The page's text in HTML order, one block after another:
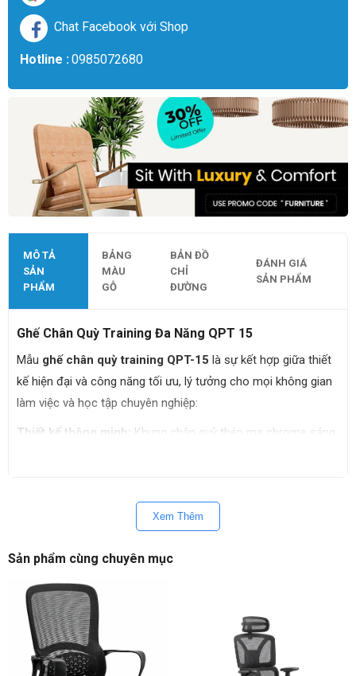
Chat Facebook với Shop
Hotline :0985072680
MÔ TẢ
SẢN
PHẨM
BẢNG
MÀU
GỖ
BẢN ĐỒ
CHỈ
ĐƯỜNG
ĐÁNH GIÁ
SẢN PHẨM
Ghế Chân Quỳ Training Đa Năng QPT 15
Mẫu ghế chân quỳ training QPT-15 là sự kết hợp giữa thiết
kế hiện đại và công năng tối ưu, lý tưởng cho mọi không gian
làm việc và học tập chuyên nghiệp:
Thiết kế thông minh:
Khung chân quỳ thép mạ chrome sáng
Phần lưng lưới chịu lực giúp lưu thông
không khí, giữ cho lưng luôn khô thoáng, mát mẻ dù ngồi
hồi lý tưởng, không bị xẹp lún theo thời gian.
Tiết kiệm không gian:
Thiết kế gọn nhẹ, thanh mảnh giúp
việc sắp xếp, di chuyển hay lưu trữ ghế trở nên vô cùng dễ
dàng, tối ưu diện tích cho phòng đào tạo.
Xem Thêm
Sản phẩm cùng chuyên mục